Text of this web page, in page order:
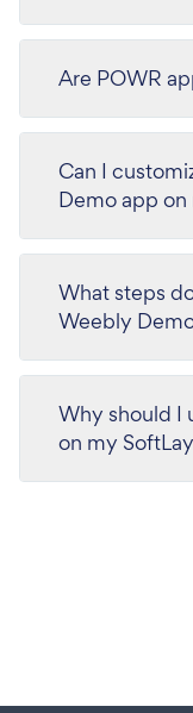
Are POWR
Can I
Demo app
What steps
Weebly
Why should I
on my